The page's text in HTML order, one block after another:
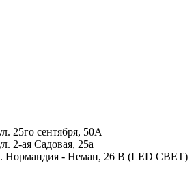
25го сентября, 50А
2-ая Садовая, 25а
Нормандия - Неман, 26 В (LED СВЕТ)